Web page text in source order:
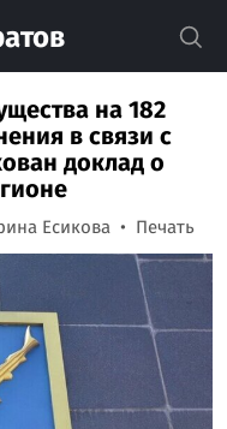
на 182
в связи с
доклад о
Есикова Печать